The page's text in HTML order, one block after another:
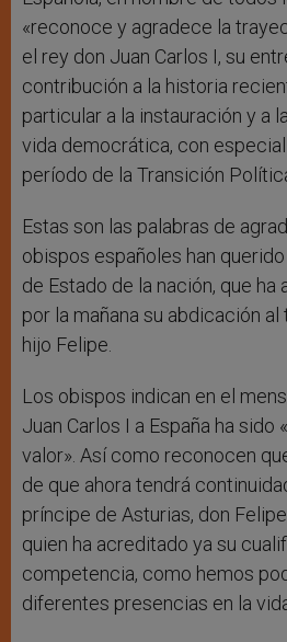
«reconoce y agradece la
el rey don Juan Carlos I, su
contribución a la historia
particular a la instauración y a
vida democrática, con
período de la Transición
Estas son las palabras de
obispos españoles han
de Estado de la nación, que ha
por la mañana su abdicación
hijo Felipe.
Los obispos indican en el
Juan Carlos I a España ha sido
valor». Así como reconocen
de que ahora tendrá
príncipe de Asturias, don
quien ha acreditado ya su
competencia, como hemos
diferentes presencias en la